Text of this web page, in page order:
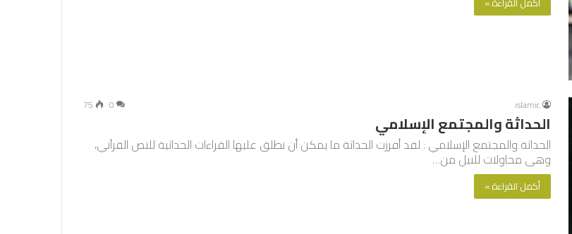
islamic
0
75
الحداثة والمجتمع الإسلامي
الحداثة والمجتمع الإسلامي : لقد أفرزت الحداثة ما يمكن أن نطلق عليها القراءات الحداثية للنص القرآني،
وهى محاولات للنيل من…
أكمل القراءة »